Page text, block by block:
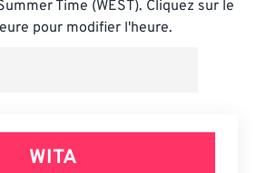
Time (WEST). Cliquez sur le
pour modifier l'heure.
WITA